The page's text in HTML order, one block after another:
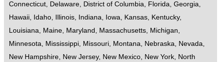
Connecticut, Delaware, District of Columbia, Florida, Georgia,
Hawaii, Idaho, Illinois, Indiana, Iowa, Kansas, Kentucky,
Louisiana, Maine, Maryland , Massachusetts, Michigan,
Minnesota, Mississippi, Missouri, Montana, Nebraska, Nevada,
New Hampshire, New Jersey, New Mexico, New York, North